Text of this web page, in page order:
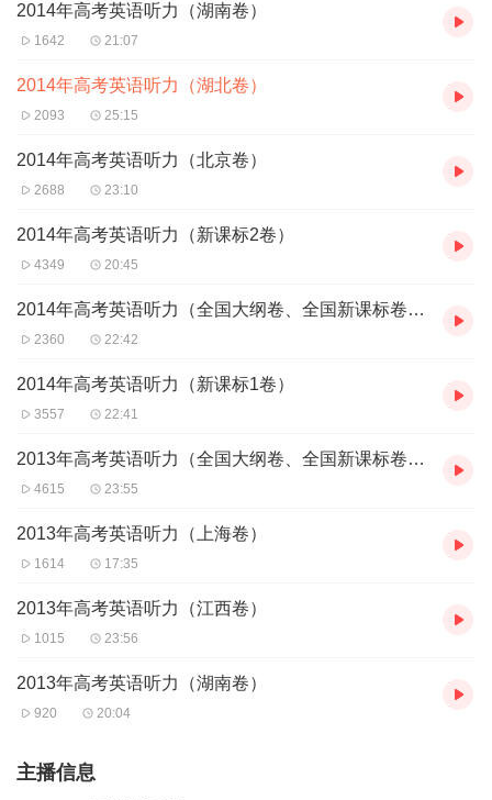
2014年高考英语听力（湖南卷）
1642 21:07
2014年高考英语听力（湖北卷）
2093 25:15
2014年高考英语听力（北京卷）
2688 23:10
2014年高考英语听力（新课标2卷）
4349 20:45
2014年高考英语听力（全国大纲卷、全国新课标卷、江苏卷、福建卷、安徽卷、江西卷、辽
2360 22:42
2014年高考英语听力（新课标1卷）
3557 22:41
2013年高考英语听力（全国大纲卷、全国新课标卷、山东卷、江苏卷、江西卷、福建卷、安
4615 23:55
2013年高考英语听力（上海卷）
1614 17:35
2013年高考英语听力（江西卷）
1015 23:56
2013年高考英语听力（湖南卷）
920 20:04
主播信息